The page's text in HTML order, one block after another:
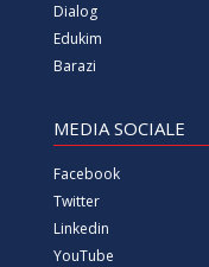
Dialog
Edukim
Barazi
MEDIA SOCIALE
Facebook
Twitter
Linkedin
YouTube